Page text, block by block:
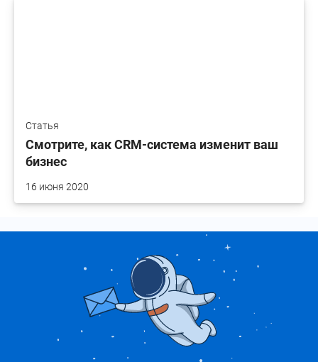
Статья
Смотрите, как CRM-система изменит ваш
бизнес
16 июня 2020